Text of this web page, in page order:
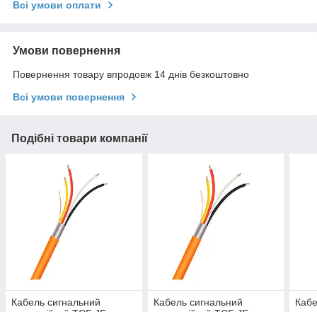
Всі умови оплати
Умови повернення
Повернення товару впродовж 14 днів безкоштовно
Всі умови повернення
Подібні товари компанії
Кабель сигнальний
Кабель сигнальний